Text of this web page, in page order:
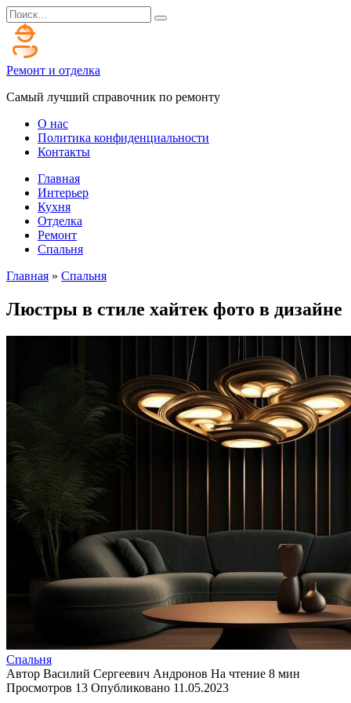
Перейти
к
содержанию
Search
for:
Ремонт и отделка
Самый лучший справочник по ремонту
О нас
Политика конфиденциальности
Контакты
Главная
Интерьер
Кухня
Отделка
Ремонт
Спальня
Главная » Спальня
Люстры в стиле хайтек фото в дизайне
Спальня
Автор Василий Сергеевич Андронов На чтение 8 мин
Просмотров 13 Опубликовано 11.05.2023